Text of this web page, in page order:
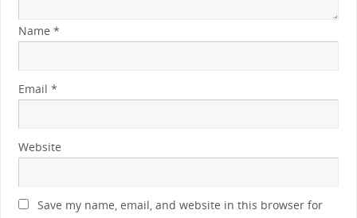
Name *
Email *
Website
Save my name, email, and website in this browser for